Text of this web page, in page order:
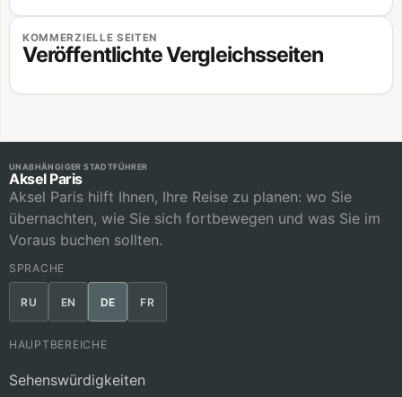
KOMMERZIELLE SEITEN
Veröffentlichte Vergleichsseiten
UNABHÄNGIGER STADTFÜHRER
Aksel Paris
Aksel Paris hilft Ihnen, Ihre Reise zu planen: wo Sie
übernachten, wie Sie sich fortbewegen und was Sie im
Voraus buchen sollten.
SPRACHE
RU EN DE FR
HAUPTBEREICHE
Sehenswürdigkeiten